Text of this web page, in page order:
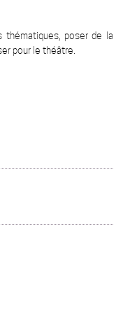
thématiques, poser de la
pour le théâtre.